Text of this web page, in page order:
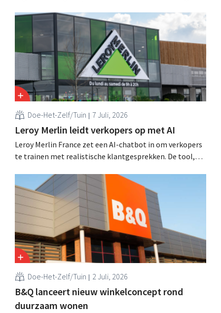
“We lossen drie belangrijke problemen op voor onze
klanten,” zegt topman Loïc Hardy.
Doe-Het-Zelf/Tuin 7 Juli, 2026
Leroy Merlin leidt verkopers op met AI
Leroy Merlin France zet een AI-chatbot in om verkopers
te trainen met realistische klantgesprekken. De tool,
proefproject in acht winkels en leverde volgens de
retailer meer vertrouwen bij teams, betere commerciële
resultaten en tevredener klanten op.
Doe-Het-Zelf/Tuin 2 Juli, 2026
B&Q lanceert nieuw winkelconcept rond
duurzaam wonen